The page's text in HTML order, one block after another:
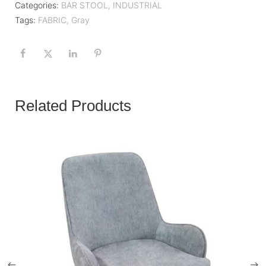
Categories: BAR STOOL , INDUSTRIAL
Tags: FABRIC, Gray
Related Products